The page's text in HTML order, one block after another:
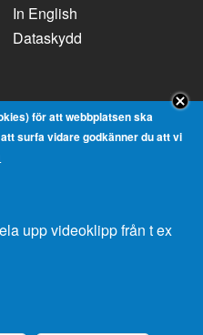
In English
Dataskydd
för att webbplatsen ska
surfa vidare godkänner du att vi
upp videoklipp från t ex